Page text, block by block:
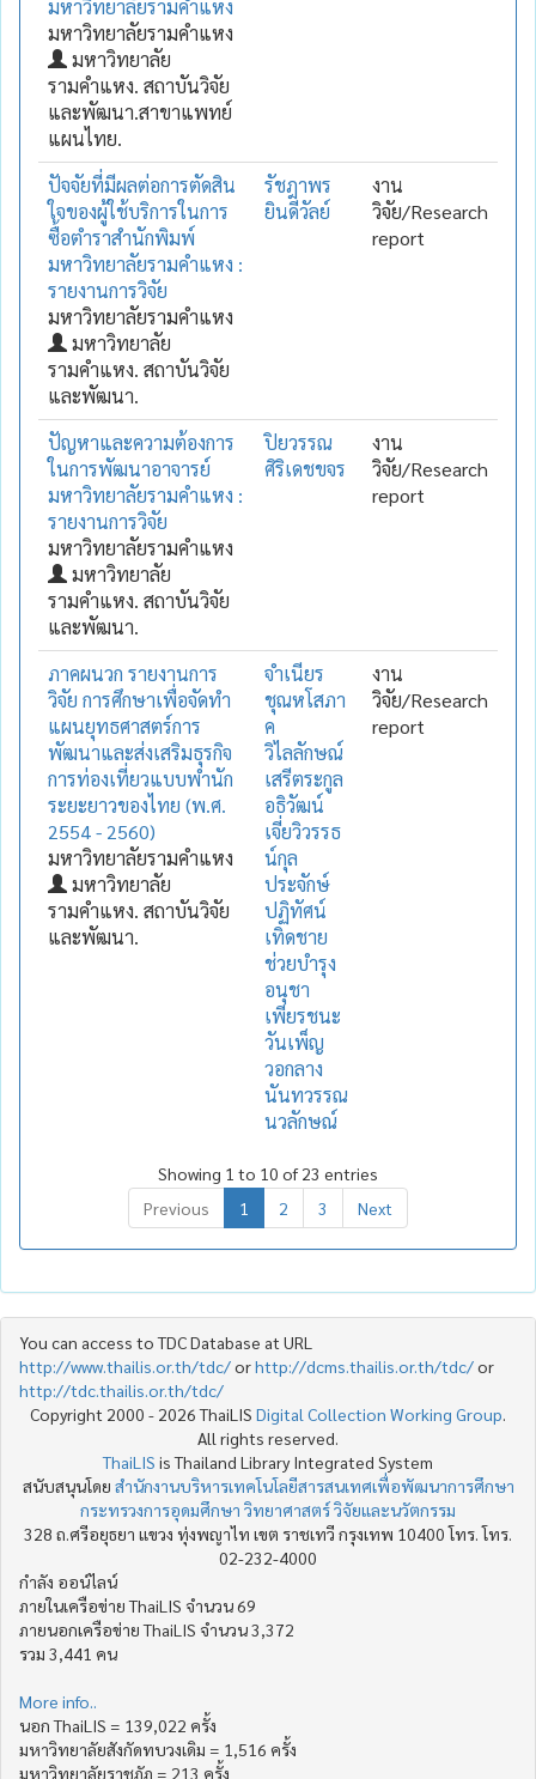
มหาวิทยาลัยรามคำแหง
มหาวิทยาลัยรามคำแหง
มหาวิทยาลัย
รามคำแหง. สถาบันวิจัย
และพัฒนา.สาขาแพทย์
แผนไทย.
ปัจจัยที่มีผลต่อการตัดสิน
ใจของผู้ใช้บริการในการ
ซื้อตำราสำนักพิมพ์
มหาวิทยาลัยรามคำแหง :
รายงานการวิจัย
มหาวิทยาลัยรามคำแหง
มหาวิทยาลัย
รามคำแหง. สถาบันวิจัย
และพัฒนา.
รัชฎาพร
ยินดีวัลย์
งาน
วิจัย/Research
report
ปัญหาและความต้องการ
ในการพัฒนาอาจารย์
มหาวิทยาลัยรามคำแหง :
รายงานการวิจัย
มหาวิทยาลัยรามคำแหง
มหาวิทยาลัย
รามคำแหง. สถาบันวิจัย
และพัฒนา.
ปิยวรรณ
ศิริเดชขจร
งาน
วิจัย/Research
report
ภาคผนวก รายงานการ
วิจัย การศึกษาเพื่อจัดทำ
แผนยุทธศาสตร์การ
พัฒนาและส่งเสริมธุรกิจ
การท่องเที่ยวแบบพำนัก
ระยะยาวของไทย (พ.ศ.
2554 - 2560)
มหาวิทยาลัยรามคำแหง
มหาวิทยาลัย
รามคำแหง. สถาบันวิจัย
และพัฒนา.
จำเนียร
ชุณหโสภา
ค
วิไลลักษณ์
เสรีตระกูล
อธิวัฒน์
เจี่ยวิวรรธ
น์กุล
ประจักษ์
ปฏิทัศน์
เทิดชาย
ช่วยบำรุง
อนุชา
เพียรชนะ
วันเพ็ญ
วอกลาง
นันทวรรณ
นวลักษณ์
งาน
วิจัย/Research
report
Showing 1 to 10 of 23 entries
Previous
1 2 3 Next
You can access to TDC Database at URL
http://www.thailis.or.th/tdc/orhttp://dcms.thailis.or.th/tdc/or
http://tdc.thailis.or.th/tdc/
Copyright 2000 - 2026 ThaiLIS Digital Collection Working Group
All rights reserved.
ThaiLIS is Thailand Library Integrated System
สนับสนุนโดย สำนักงานบริหารเทคโนโลยีสารสนเทศเพื่อพัฒนาการศึกษา
กระทรวงการอุดมศึกษา วิทยาศาสตร์ วิจัยและนวัตกรรม
328 ถ.ศรีอยุธยา แขวง ทุ่งพญาไท เขต ราชเทวี กรุงเทพ 10400 โทร. โทร.
02-232-4000
กำลัง ออน์ไลน์
ภายในเครือข่าย ThaiLIS จำนวน 69
ภายนอกเครือข่าย ThaiLIS จำนวน 3,372
รวม 3,441 คน
More info..
นอก ThaiLIS = 139,022 ครั้ง
มหาวิทยาลัยสังกัดทบวงเดิม = 1,516 ครั้ง
มหาวิทยาลัยราชภัฏ = 213 ครั้ง